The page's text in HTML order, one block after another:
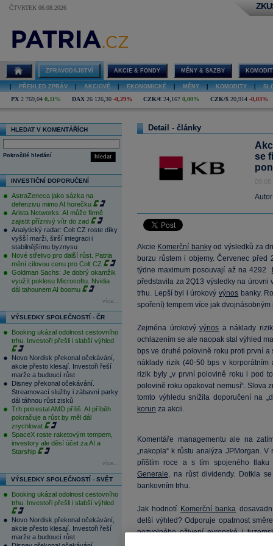
ČTVRTEK 06.08.2026
ZPRAVODAJSTVÍ AKCIE & FONDY MĚNY & SAZBY
PŘEHLED ZPRÁV AKCIOVÉ EKONOMICKÉ MĚNY KOMODITY
PX 2 769,04 0,11% DAX 26 126,30 -0,29% CZK/€ 24,167 0,00% CZK/$ 20,914 -0,03%
HLEDAT V KOMENTÁŘÍCH
hledat
Pokročilé hledání
INVESTIČNÍ DOPORUČENÍ
AstraZeneca jako sázka na
defenzivu mimo AI horečku
Arista Networks: AI může firmě
zajistit příznivý vítr do zad
Analytický radar: Colt CZ roste díky
vyšší marži, širší integraci i
stabilnějšímu byznysu
Nové střelivo pro další růst. Patria
mění cílovou cenu pro Colt CZ
Goldman Sachs: Je dobrý okamžik
využít poklesu Microsoftu. Nvidia
dál tahounem AI boomu
více...
VÝSLEDKY SPOLEČNOSTÍ - ČR
Booking ukázal odolnost cestovního
trhu. Investoři přešli i slabší výhled
Novo Nordisk překonal očekávání,
akcie přesto klesají. Investoři řeší
marže a budoucí růst
Disney překonal očekávání.
Streamovací služby i zábavní parky
dál táhnou růst zisků
Trh potrestal AMD příliš. AI příběh
pokračuje a růst by měl dál
zrychlovat
SpaceX roste raketovým tempem,
investory ale děsí účet za AI a
Starship
více...
VÝSLEDKY SPOLEČNOSTÍ - SVĚT
Booking ukázal odolnost cestovního
trhu. Investoři přešli i slabší výhled
Novo Nordisk překonal očekávání,
akcie přesto klesají. Investoři řeší
marže a budoucí růst
Detail - články
se
Akcie Komerční bankyod výsledků za
burzu růstem i objemy. Červenec
týdne maximum posouvají až na 4292
představila za 2Q13 výsledky na
trhu. Lepší byl i úrokovývýnos banky.
spoření) tempem více jak dvojnásobným
Zejména úrokovývýnos a náklady
ochlazením se ale naopak stal výhled
bps ve druhé polovině roku proti první
náklady rizik (40-50 bps v
rizik byly „v první polovině roku i pod
polovině roku opakovat nemusí“. Slova
tomto výhledu snížila doporučení na
korun za akcii.
Komentáře managementu ale na
„nakopla“ k růstu analýza JPMorgan.
příštím roce a s tím spojeného
Generale, na růst dividendy. Dotkla
bankovním trhu.
Jak hodnotí Komerční banka
delší výhled? Odporuje opatrnost
pozvolného oživení evropské i